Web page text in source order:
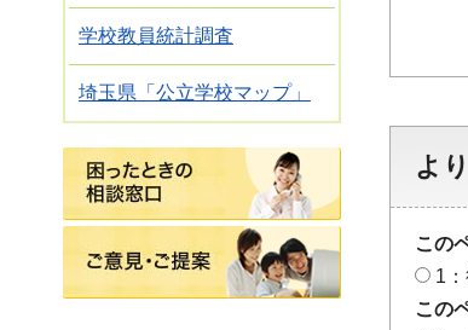
学校教員統計調査
埼玉県「公立学校マップ」
困ったときの相談窓口 よ
この
1
この